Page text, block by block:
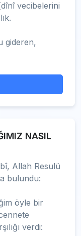
vecibelerini
gideren,
NASIL
Allah Resulü
bulundu:
öyle bir
verdi: